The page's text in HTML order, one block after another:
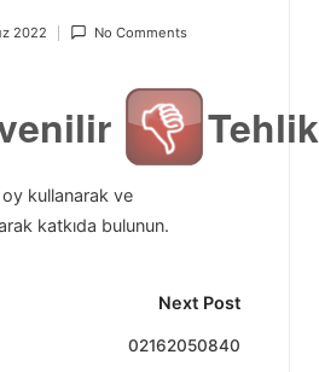
2022 No Comments
kullanarak ve
katkıda bulunun.
Next Post
02162050840